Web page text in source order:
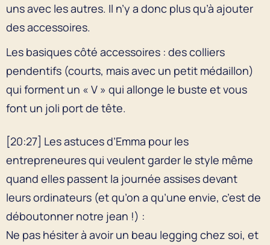
uns avec les autres. Il n’y a donc plus qu’à ajouter
des accessoires.
Les basiques côté accessoires : des colliers
pendentifs (courts, mais avec un petit médaillon)
qui forment un « V » qui allonge le buste et vous
font un joli port de tête.
[20:27] Les astuces d’Emma pour les
entrepreneures qui veulent garder le style même
quand elles passent la journée assises devant
leurs ordinateurs (et qu’on a qu’une envie, c’est de
déboutonner notre jean !) :
Ne pas hésiter à avoir un beau legging chez soi, et